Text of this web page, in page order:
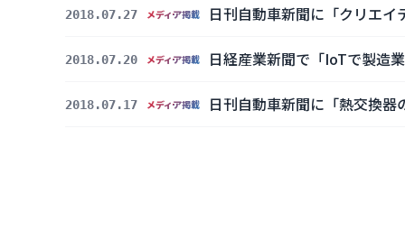
2018.07.27 メディア掲載 日刊自動車新聞に「クリエ
2018.07.20 メディア掲載 日経産業新聞で「IoTで製造
2018.07.17 メディア掲載 日刊自動車新聞に「熱交換